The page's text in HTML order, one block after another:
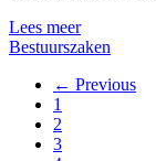
Lees meer
Bestuurszaken
← Previous
1
2
3